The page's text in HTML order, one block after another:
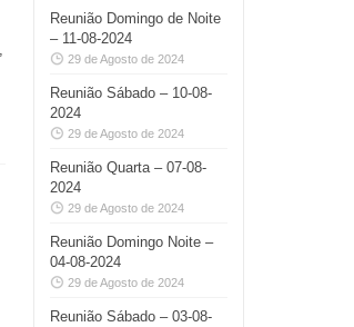
Reunião Domingo de Noite
– 11-08-2024
29 de Agosto de 2024
Reunião Sábado – 10-08-
2024
29 de Agosto de 2024
Reunião Quarta – 07-08-
2024
29 de Agosto de 2024
Reunião Domingo Noite –
04-08-2024
29 de Agosto de 2024
Reunião Sábado – 03-08-